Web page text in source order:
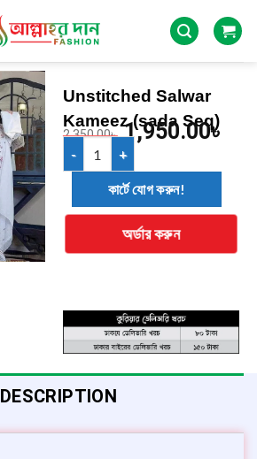
Unstitched Salwar
Kameez (sada Seq)
2,350.00৳ 1,950.00৳
কার্টে যোগ করুন!
অর্ডার করুন
DESCRIPTION